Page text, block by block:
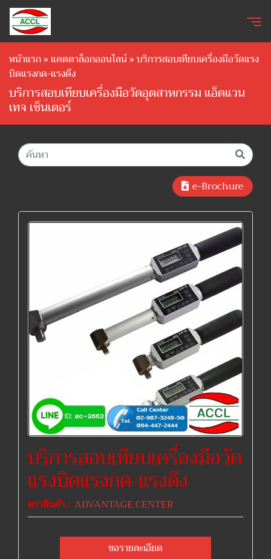
หน้าแรก»แคตตาล็อกออนไลน์»บริการสอบเทียบเครื่องมือวัดแรง
บิดแรงกด-แรงดึง
บริการสอบเทียบเครื่องมือวัดอุตสาหกรรม แอ็ดแวน
เทจ เซ็นเตอร์
e-Brochure
บริการสอบเทียบเครื่องมือวัด
แรงบิดแรงกด-แรงดึง
ตราสินค้า : ADVANTAGE CENTER
ขอรายละเอียด